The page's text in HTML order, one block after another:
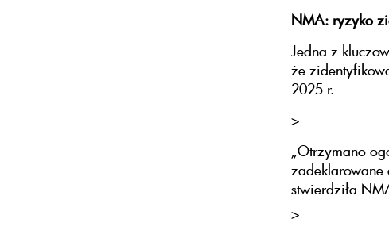
NMA: ryzyko
Jedna z
że
2025 r.
>
„Otrzymano
zadeklarowane
stwierdziła
>